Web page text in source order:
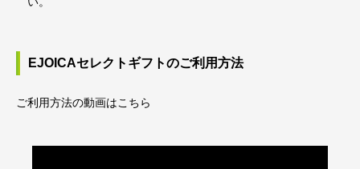
EJOICAセレクトギフトのご利用方法
ご利用方法の動画はこちら